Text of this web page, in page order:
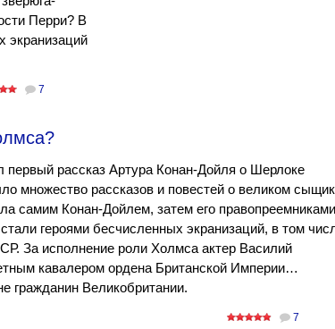
Перри? В
экранизаций
7
первый рассказ Артура Конан-Дойля о Шерлоке
множество рассказов и повестей о великом
самим Конан-Дойлем, затем его
героями бесчисленных экранизаций, в том
За исполнение роли Холмса актер Василий
кавалером ордена Британской Империи…
гражданин Великобритании.
7